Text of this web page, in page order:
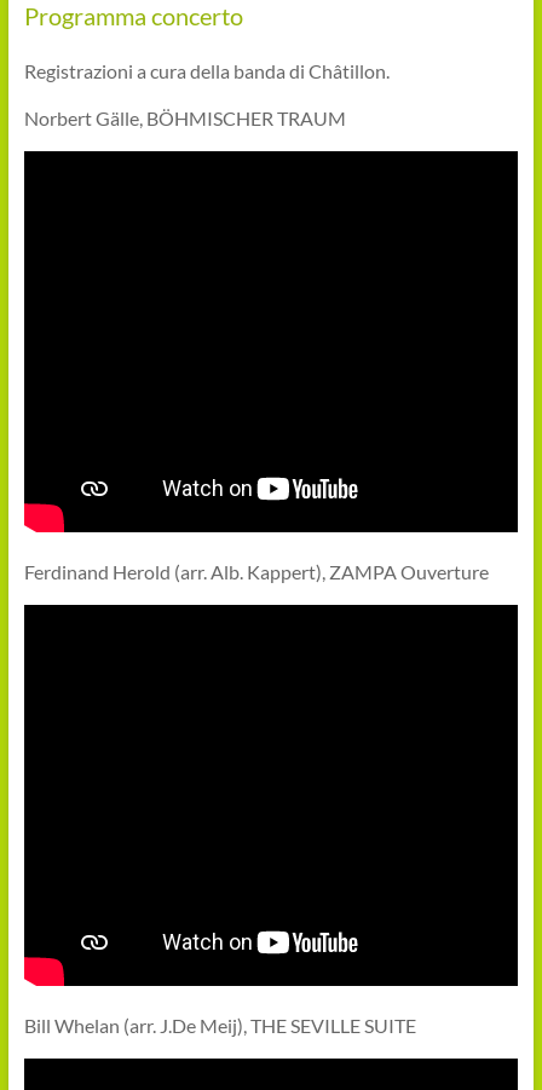
Programma concerto
Registrazioni a cura della banda di Châtillon.
Norbert Gälle, BÖHMISCHER TRAUM
Ferdinand Herold (arr. Alb. Kappert), ZAMPA Ouverture
Bill Whelan (arr. J.De Meij), THE SEVILLE SUITE